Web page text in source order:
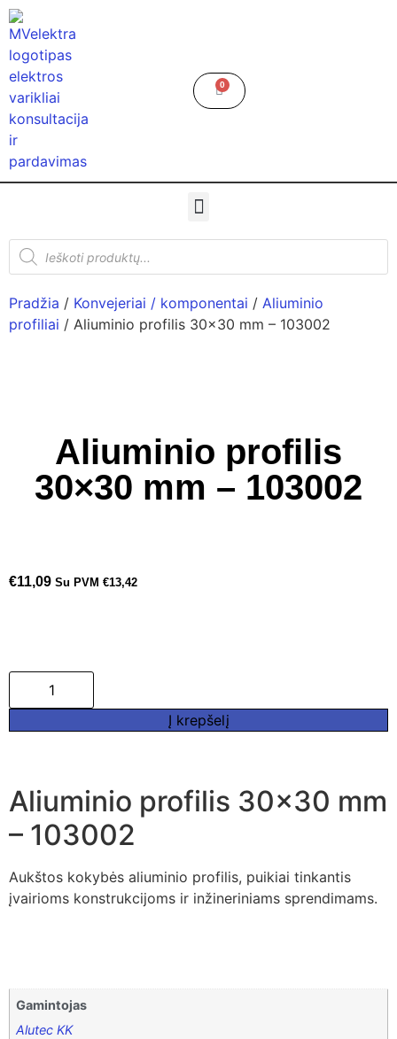
0
Pradžia / Konvejeriai / komponentai / Aliuminio
profiliai / Aliuminio profilis 30×30 mm – 103002
Aliuminio profilis
30×30 mm – 103002
€11,09 Su PVM €13,42
Į krepšelį
Aliuminio profilis 30×30 mm
– 103002
Aukštos kokybės aliuminio profilis, puikiai tinkantis
įvairioms konstrukcijoms ir inžineriniams sprendimams.
Gamintojas
Alutec KK